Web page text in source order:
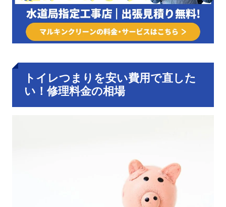
トイレつまりを安い費用で直した
い！修理料金の相場